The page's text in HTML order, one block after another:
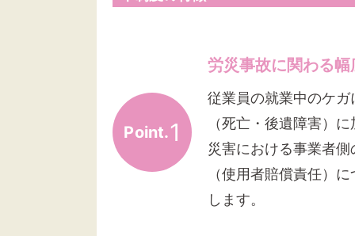
Point.1
労災事故に関わる幅
従業員の就業中のケガ
（死亡・後遺障害）
災害における事業者
（使用者賠償責任）
します。